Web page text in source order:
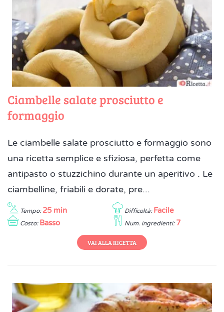
Ciambelle salate prosciutto e
formaggio
Le ciambelle salate prosciutto e formaggio sono
una ricetta semplice e sfiziosa, perfetta come
antipasto o stuzzichino durante un aperitivo . Le
ciambelline, friabili e dorate, pre...
Tempo: 25 min Difficoltà: Facile
Costo: Basso Num. ingredienti: 7
VAI ALLA RICETTA